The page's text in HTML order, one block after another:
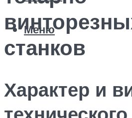
Меню
станков
Характер и